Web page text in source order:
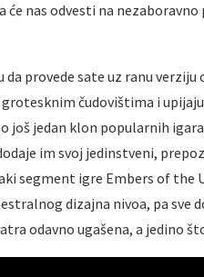
će nas odvesti na
da provede sate uz ranu
čudovištima i
još jedan klon popularnih
im svoj jedinstveni,
segment igre Embers of the
dizajna nivoa, pa sve
odavno ugašena, a jedino